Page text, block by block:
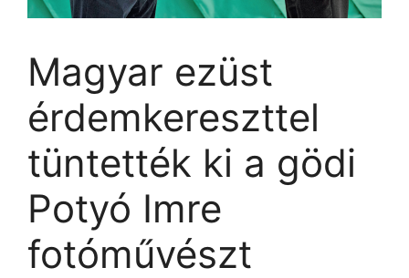
Magyar ezüst
érdemkereszttel
tüntették ki a gödi
Potyó Imre
fotóművészt